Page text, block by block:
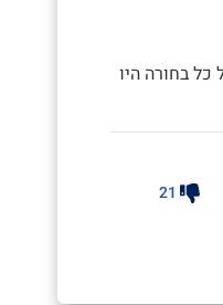
כל בחורה היו
21